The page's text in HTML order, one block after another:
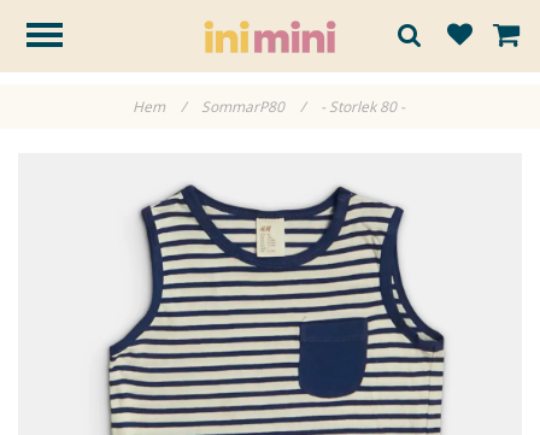
Hem / SommarP80 / - Storlek 80 -